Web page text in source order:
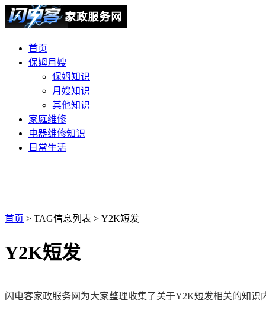
首页
保姆月嫂
保姆知识
月嫂知识
其他知识
家庭维修
电器维修知识
日常生活
首页 > TAG信息列表 > Y2K短发
Y2K短发
闪电客家政服务网为大家整理收集了关于Y2K短发相关的知